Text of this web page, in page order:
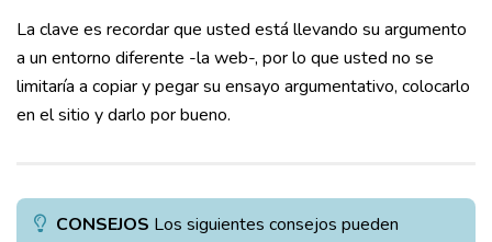
La clave es recordar que usted está llevando su argumento
a un entorno diferente -la web-, por lo que usted no se
limitaría a copiar y pegar su ensayo argumentativo, colocarlo
en el sitio y darlo por bueno.
CONSEJOS Los siguientes consejos pueden